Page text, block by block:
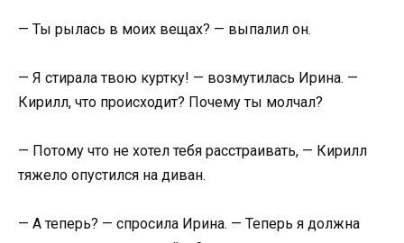
— Ты рылась в моих вещах? — выпалил он.
— Я стирала твою куртку! — возмутилась Ирина. —
Кирилл, что происходит? Почему ты молчал?
— Потому что не хотел тебя расстраивать, — Кирилл
тяжело опустился на диван.
— А теперь? — спросила Ирина. — Теперь я должна